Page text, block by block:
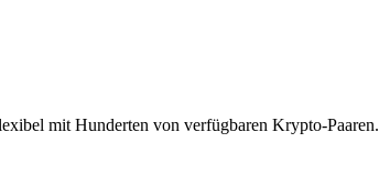
mit Hunderten von verfügbaren Krypto-Paaren.